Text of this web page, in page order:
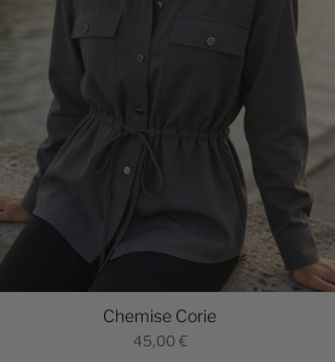
Chemise Corie
45,00 €